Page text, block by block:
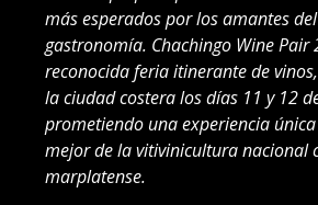
más esperados por los amantes
gastronomía. Chachingo Wine Pair
reconocida feria itinerante de
la ciudad costera los días 11 y 12
prometiendo una experiencia
mejor de la vitivinicultura nacional
marplatense.